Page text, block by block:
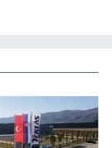
buluşturmayı
etik
kamuoyuna